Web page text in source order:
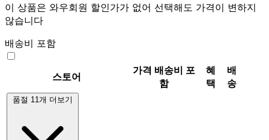
이 상품은 와우회원 할인가가 없어 선택해도 가격이 변하지
않습니다
배송비 포함
스토어
가격 배송비 포
함
혜
택
배
송
품절 11개 더보기